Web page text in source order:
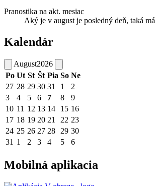
Pranostika na akt. mesiac
Aký je v august je posledný deň, taká
Kalendár
August2026
Po Ut St Št Pia So Ne
27 28 29 30 31 1
2
3
4 5 6 7 8
9
10 11 12 13 14 15 16
17 18 19 20 21 22 23
24 25 26 27 28 29 30
31 1 2 3 4 5 6
Mobilná aplikacia